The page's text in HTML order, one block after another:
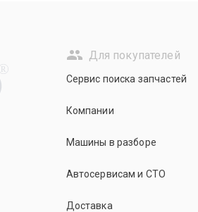
R
Для покупателей
Сервис поиска запчастей
Компании
Машины в разборе
Автосервисам и СТО
Доставка